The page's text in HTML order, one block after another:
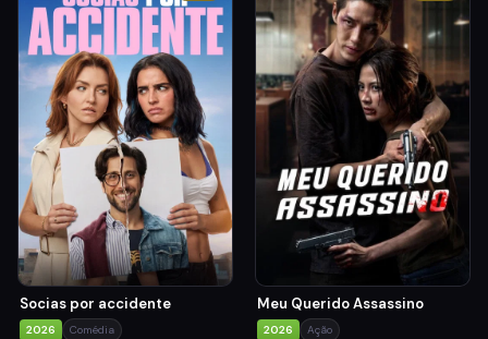
Socias por accidente
2026 Comédia
Meu Querido Assassino
2026 Ação